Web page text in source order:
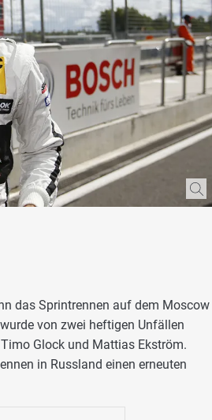
das Sprintrennen auf dem Moscow
von zwei heftigen Unfällen
Glock und Mattias Ekström.
in Russland einen erneuten